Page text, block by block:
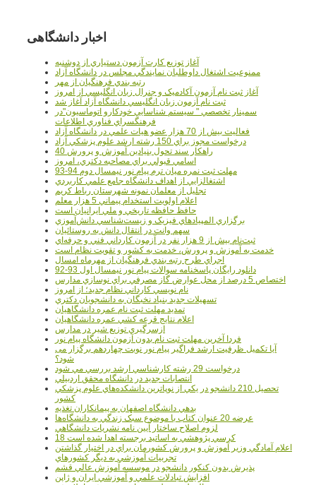
اخبار دانشگاهی
آغاز توزيع کارت آزمون دستياري از دوشنبه
ممنوعيت اشتغال داوطلبان نمايندگي مجلس در دانشگاه آزاد
رتبه بندي فرهنگيان از مهر
آغاز ثبت نام آزمون آکادميک و جنرال زبان انگليسي از امروز
ثبت نام آزمون زبان انگليسي دانشگاه آزاد آغاز شد
سمينار تخصصي " سيستم شناسايي خودکارو اتوماسيون"در
فرهنگسراي فناوري اطلاعات
فعاليت بيش از 70 هزار عضو هيات علمي در دانشگاه آزاد
درخواست مجوز براي 150 رشته ارشد علوم پزشکي آزاد
40 راهکار سند تحول بنيادين آموزش و پرورش
اسامي قبولي براي مصاحبه دکتري، امروز
مهلت ثبت نمره میان ترم پیام نور نیمسال دوم 94-93
اشتغالزايي از اهداف دانشگاه جامع علمي کاربردي
تجليل از معلمان نمونه شهرستان رباط کريم
اعلام اولويت استخدام پيماني 5 هزار معلم
حافظ حافظه تاريخي و ملي ايرانيان است
برگزاري المپيادهاي فيزيک و زيست‌شناسي دانش‌آموزي
سهم وانت در انتقال دانش به روستائيان
ثبت‌نام بيش از 9 هزار نفر در آزمون کارداني فني و حرفه‌اي
خدمت به آموزش و پرورش، خدمت به کشور و تقويت نظام است
اجراي طرح رتبه بندي فرهنگيان از مهرماه امسال
دانلود رایگان پاسخنامه سوالات پیام نور نیمسال اول 93-92
اختصاص 5 درصد از محل عوارض گاز مصرفي براي نوسازي مدارس
نام نويسي کارداني نظام جديد؛ از امروز
تسهيلات جديد بنياد نخبگان به دانشجويان دکتري
تمديد مهلت ثبت نام عمره دانشگاهيان
اعلام نتايج قرعه کشي عمره دانشگاهيان
ازسرگيري توزيع شير در مدارس
فردا آخرین مهلت ثبت نام بدون آزمون دانشگاه پیام نور
آیا تکمیل ظرفیت ارشد فراگیر پیام نور نوبت چهاردهم برگزار می
شود؟
درخواست 29 رشته کارشناسي ارشد بررسي مي شود
انتصابات جديد در دانشگاه محقق اردبيلي
تحصيل 210 دانشجو در يکي از نوپاترين دانشکده‌هاي علوم پزشکي
کشور
بدهي دانشگاه اصفهان به پيمانکاران تغذيه
عرضه 20 عنوان کتاب با موضوع سبک زندگي به دانشگاه‌ها
لزوم اصلاح ساختار آيين نامه نشريات دانشگاهي
18 کرسي پژوهشي به اساتيد برجسته اهدا شده است
اعلام آمادگي وزير آموزش و پرورش کشورمان براي در اختيار گذاشتن
تجربيات آموزشي به ديگر کشورهاي
پذيرش بدون کنکور دانشجو در موسسه آموزش عالي قشم
افزايش تبادلات علمي و آموزشي ايران و ژاپن